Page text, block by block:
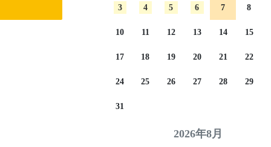
2026年8月
3 4 5 6 7 8
10 11 12 13 14 15
17 18 19 20 21 22
24 25 26 27 28 29
31